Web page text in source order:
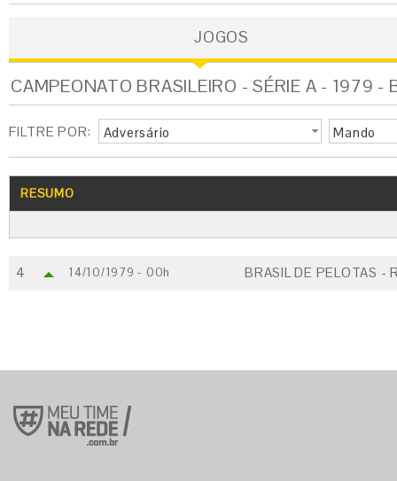
JOGOS
CAMPEONATO BRASILEIRO - SÉRIE A - 1979 -
FILTRE POR: Adversário Mando
RESUMO
4 14/10/1979 - 00h BRASIL DE PELOTAS -